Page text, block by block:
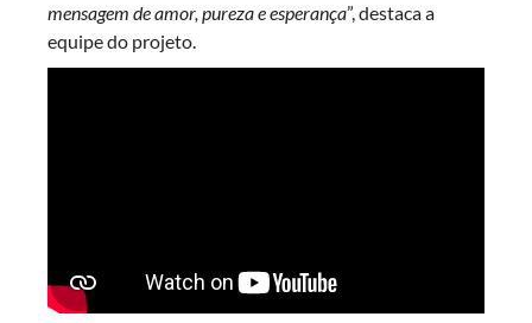
mensagem de amor, pureza e esperança”, destaca a
equipe do projeto.